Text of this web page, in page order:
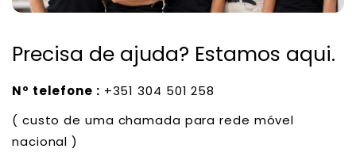
Precisa de ajuda? Estamos aqui.
Nº telefone : +351 304 501 258
( custo de uma chamada para rede móvel
nacional )